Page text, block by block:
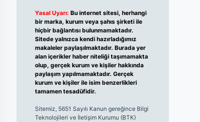
Yasal Uyarı: Bu internet sitesi, herhangi
bir marka, kurum veya şahıs şirketi ile
hiçbir bağlantısı bulunmamaktadır.
Sitede yalnızca kendi hazırladığımız
makaleler paylaşılmaktadır. Burada yer
alan içerikler haber niteliği taşımamakta
olup, gerçek kurum ve kişiler hakkında
paylaşım yapılmamaktadır. Gerçek
kurum ve kişiler ile isim benzerlikleri
tamamen tesadüfidir.
Sitemiz, 5651 Sayılı Kanun gereğince Bilgi
Teknolojileri ve İletişim Kurumu (BTK)